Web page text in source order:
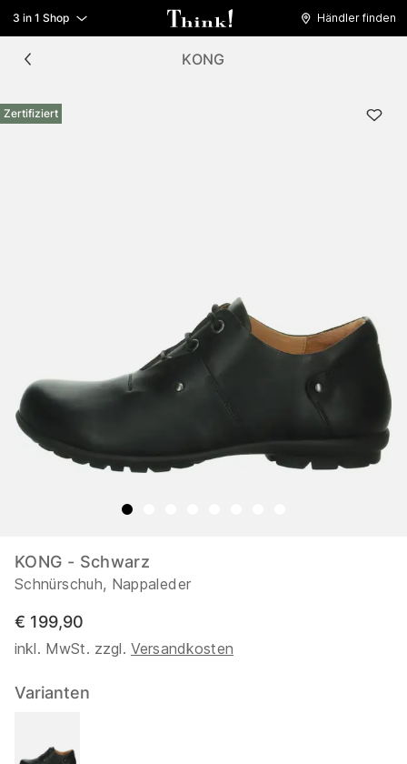
3 in 1 Shop Händler finden
KONG
Zertifiziert
KONG - Schwarz
Schnürschuh, Nappaleder
€ 199,90
inkl. MwSt. zzgl. Versandkosten
Varianten